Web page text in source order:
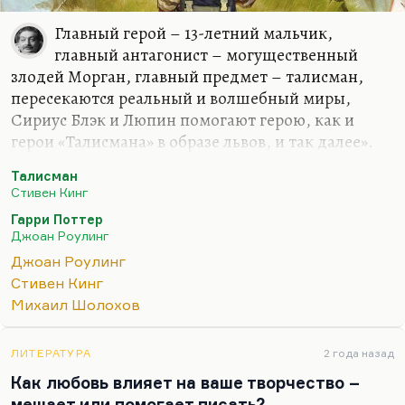
Главный герой – 13-летний мальчик,
главный антагонист – могущественный
злодей Морган, главный предмет – талисман,
пересекаются реальный и волшебный миры,
Сириус Блэк и Люпин помогают герою, как и
герои «Талисмана» в образе львов, и так далее».
Понимаете, вы обратили внимание на
пропповские механизмы или на юнговские
архетипы. В каждой сказке у героя есть
волшебный помощник, в каждой сказке ему
противостоит абсолютное зло. В каждой сказке
герой, как правило, сиротка, чтобы усугубить его
одиночество. Конечно, Роулинг опиралась при
на «Копперфильда», Шарлотту Бронте и на ее
героинь. Вообще, она такой синтез всех сестер
Бронте: влияние…
Талисман
Стивен Кинг
Гарри Поттер
Джоан Роулинг
Джоан Роулинг
Стивен Кинг
Михаил Шолохов
ЛИТЕРАТУРА 2 года назад
Как любовь влияет на ваше творчество –